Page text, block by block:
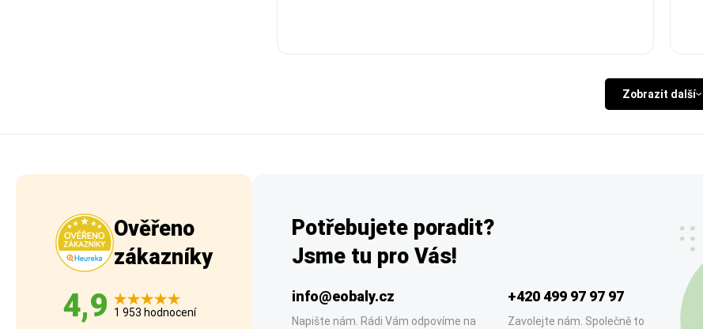
Zobrazit další
Ověřeno
zákazníky
4,9 1 953 hodnocení
Potřebujete poradit?
Jsme tu pro Vás!
info@eobaly.cz
Napište nám. Rádi Vám odpovíme na
+420 499 97 97 97
Zavolejte nám. Společně to